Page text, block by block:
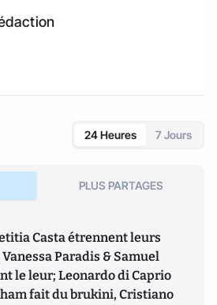
24 Heures 7 Jours
PLUS PARTAGES
Casta étrennent leurs
Paradis & Samuel
le leur; Leonardo di Caprio
fait du brukini, Cristiano